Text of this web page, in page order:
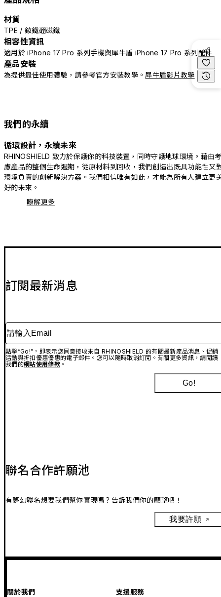
材質
TPE / 釹鐵硼磁鐵
相容性資訊
適用於 iPhone 17 Pro 系列手機與犀牛盾 iPhone 17 Pro 系列配件
產品安裝
為提供最佳使用體驗，請參考官方安裝教學。 犀牛盾影片教學
我們的永續
循環設計，永續未來
RHINOSHIELD 致力於保護你的科技裝置，同時守護地球環境。藉由
慮產品的整個生命週期，從原材料到回收，我們創造出既具功能性又
環境負責的創新解決方案。我們相信唯有如此，才能為所有人建立更
好的未來。
瞭解更多
訂閱最新消息
請輸入Email
點擊“Go!”，即表示您同意接收來自 RHINOSHIELD 的有關最新產品消息、促銷
活動與折扣優惠優惠的電子郵件。您可以隨時取消訂閱。有關更多資訊，請閱讀
我們的網站使用條款。
Go!
聯名合作許願池
有夢幻聯名想要我們幫你實現嗎？告訴我們你的願望吧！
我要許願
關於我們 支援服務